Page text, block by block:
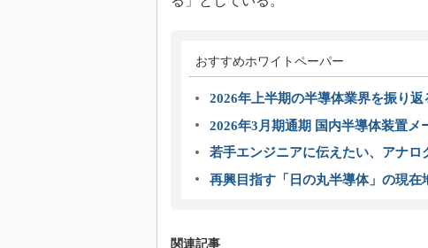
おすすめホワイトペーパー
2026年上半期の半導体業界を振り
2026年3月期通期 国内半導体装置メ
若手エンジニアに伝えたい、アナロ
再興目指す「日の丸半導体」の現在
関連記事